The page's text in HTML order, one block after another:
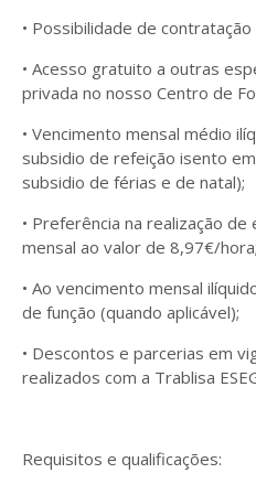
• Possibilidade de contratação
• Acesso gratuito a outras
privada no nosso Centro de
• Vencimento mensal médio
subsidio de refeição isento
subsidio de férias e de natal);
• Preferência na realização
mensal ao valor de 8,97€/hora;
• Ao vencimento mensal
de função (quando aplicável);
• Descontos e parcerias em
realizados com a Trablisa
Requisitos e qualificações: